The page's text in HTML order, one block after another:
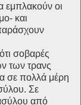
εμπλακούν οι
και
σοβαρές
των τρανς
σε πολλά μέρη
Σε
από